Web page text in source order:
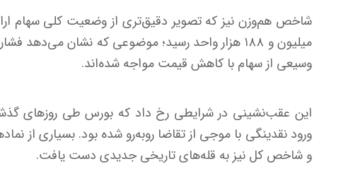
میلیون و ۱۸۸ هزار واحد رسید؛ موضوعی که نشان
وسیعی از سهام با کاهش قیمت مواجه شده‌اند.
این عقب‌نشینی در شرایطی رخ داد که بورس طی روزهای
ورود نقدینگی با موجی از تقاضا روبه‌رو شده بود. بسیاری از
و شاخص کل نیز به قله‌های تاریخی جدیدی دست یافت.